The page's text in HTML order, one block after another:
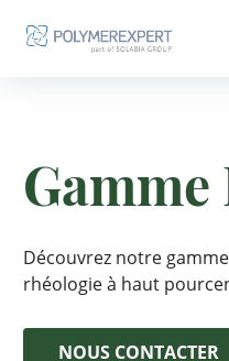
À PROPOS
ENGAGEMENT RSE
NOS DISTRIBUTEURS
EXPERTGEL®
NOS FORMULES
SOIN
CONTACT
Découvrez notre
rhéologie à haut
NOUS CONTACTER